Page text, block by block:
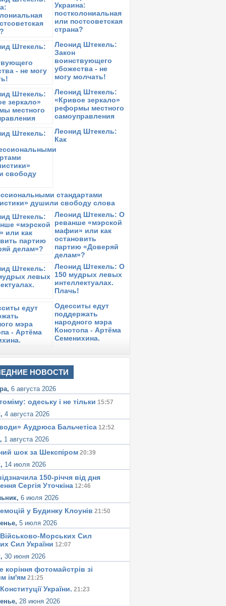
12 апреля 2021в 15:17:
1 апреля 2021в 11:26:
ORŁOW: Виктория, такая
для бандитов…
14 марта 2021в 10:43:
радикалам!
12 февраля 2020в 13:32:
Колтунова: Убить сталина
21 января 2020
в 17:05:
Колтунова: Холокост ХХ века.
Украина:
постколониальная
или постсоветская
страна?
Леонид Штекель:
Закон
воинствующего
убожества - не
могу молчать!
Леонид Штекель:
«Кривое зеркало»
реформы местного
самоуправления
Леонид Штекель:
Как
стандартами
душили свободу слова
Леонид Штекель: О
реванше «мэрской
мафии» или как
остановить
партию «Доверяй
делам»?
Леонид Штекель: О
150 мудрых левых
интеллектуалах.
Плачь!
Одесситы едут
поддержать
народного мэра
Конотопа - Артёма
Семенихина.
НОВОСТИ
6 августа 2026
одеську i не тiльки 15:57
4 августа 2026
Аудрюса Бальчетiса 12:52
1 августа 2026
шок за Шекспіром 20:39
14 июля 2026
150-річчя від дня
Сергія Уточкіна 12:46
6 июля 2026
у Будинку Клоунів 21:50
5 июля 2026
Морських Сил
Сил України 12:07
30 июня 2026
корiння фотомайстрiв зі
iм'ям 21:25
України. 21:23
28 июня 2026